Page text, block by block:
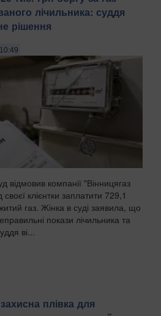
лічильника: суддя
рішення
відмовив компанії "Вінницягаз
клієнтки заплатити 729,1
газ. Жінка в суді заявила, що
покази лічильника та
ві...
плівка для